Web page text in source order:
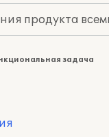
продукта
задача